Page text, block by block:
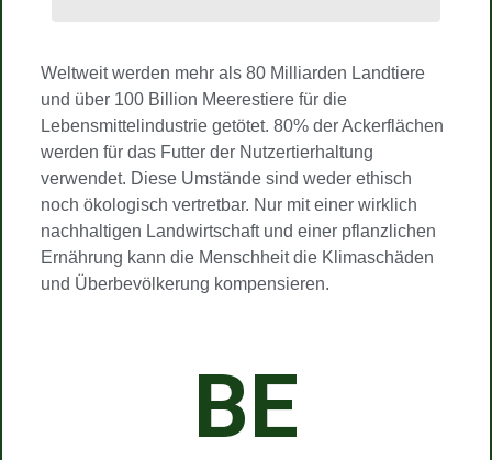
Weltweit werden mehr als 80 Milliarden Landtiere
und über 100 Billion Meerestiere für die
Lebensmittelindustrie getötet. 80% der Ackerflächen
werden für das Futter der Nutzertierhaltung
verwendet. Diese Umstände sind weder ethisch
noch ökologisch vertretbar. Nur mit einer wirklich
nachhaltigen Landwirtschaft und einer pflanzlichen
Ernährung kann die Menschheit die Klimaschäden
und Überbevölkerung kompensieren.
BE